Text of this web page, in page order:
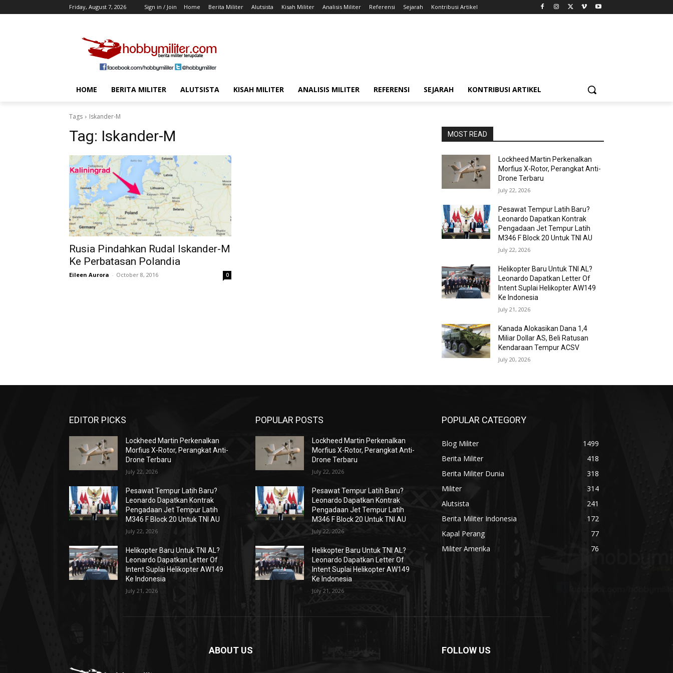
Friday, August 7, 2026 Sign in / Join Home Berita Militer Alutsista Kisah Militer Analisis Militer Referensi Sejarah Kontribusi Artikel
HOME BERITA MILITER ALUTSISTA KISAH MILITER ANALISIS MILITER REFERENSI SEJARAH KONTRIBUSI ARTIKEL
Tags Iskander-M
Tag: Iskander-M
Rusia Pindahkan Rudal Iskander-M
Ke Perbatasan Polandia
Eileen Aurora - October 8, 2016 0
MOST READ
Lockheed Martin Perkenalkan
Morfius X-Rotor, Perangkat Anti-
Drone Terbaru
July 22, 2026
Pesawat Tempur Latih Baru?
Leonardo Dapatkan Kontrak
Pengadaan Jet Tempur Latih
M346 F Block 20 Untuk TNI AU
July 22, 2026
Helikopter Baru Untuk TNI AL?
Leonardo Dapatkan Letter Of
Intent Suplai Helikopter AW149
Ke Indonesia
July 21, 2026
Kanada Alokasikan Dana 1,4
Miliar Dollar AS, Beli Ratusan
Kendaraan Tempur ACSV
July 20, 2026
EDITOR PICKS
Lockheed Martin Perkenalkan
Morfius X-Rotor, Perangkat Anti-
Drone Terbaru
July 22, 2026
Pesawat Tempur Latih Baru?
Leonardo Dapatkan Kontrak
Pengadaan Jet Tempur Latih
M346 F Block 20 Untuk TNI AU
July 22, 2026
Helikopter Baru Untuk TNI AL?
Leonardo Dapatkan Letter Of
Intent Suplai Helikopter AW149
Ke Indonesia
July 21, 2026
POPULAR POSTS
Lockheed Martin Perkenalkan
Morfius X-Rotor, Perangkat Anti-
Drone Terbaru
July 22, 2026
Pesawat Tempur Latih Baru?
Leonardo Dapatkan Kontrak
Pengadaan Jet Tempur Latih
M346 F Block 20 Untuk TNI AU
July 22, 2026
Helikopter Baru Untuk TNI AL?
Leonardo Dapatkan Letter Of
Intent Suplai Helikopter AW149
Ke Indonesia
July 21, 2026
POPULAR CATEGORY
Blog Militer
1499
Berita Militer
418
Berita Militer Dunia
318
Militer
314
Alutsista
241
Berita Militer Indonesia
172
Kapal Perang
77
Militer Amerika
76
ABOUT US FOLLOW US